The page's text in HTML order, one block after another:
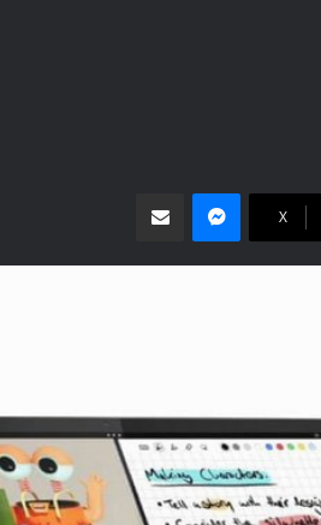
‫X
ماسنجر